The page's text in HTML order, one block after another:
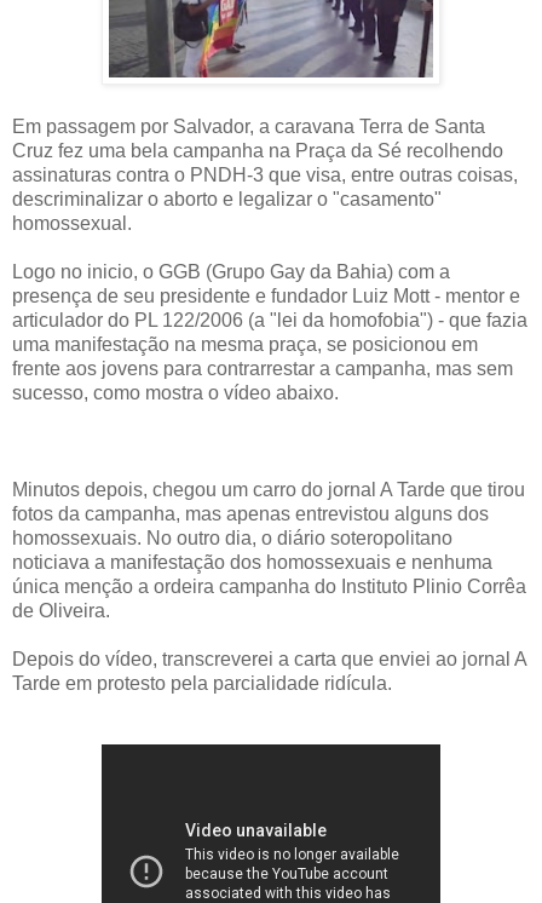
Em passagem por Salvador, a caravana Terra de Santa
Cruz fez uma bela campanha na Praça da Sé recolhendo
assinaturas contra o PNDH-3 que visa, entre outras coisas,
descriminalizar o aborto e legalizar o "casamento"
homossexual.
Logo no inicio, o GGB (Grupo Gay da Bahia) com a
presença de seu presidente e fundador Luiz Mott - mentor e
articulador do PL 122/2006 (a "lei da homofobia") - que fazia
uma manifestação na mesma praça, se posicionou em
frente aos jovens para contrarrestar a campanha, mas sem
sucesso, como mostra o vídeo abaixo.
Minutos depois, chegou um carro do jornal A Tarde que tirou
fotos da campanha, mas apenas entrevistou alguns dos
homossexuais. No outro dia, o diário soteropolitano
noticiava a manifestação dos homossexuais e nenhuma
única menção a ordeira campanha do Instituto Plinio Corrêa
de Oliveira.
Depois do vídeo, transcreverei a carta que enviei ao jornal A
Tarde em protesto pela parcialidade ridícula.